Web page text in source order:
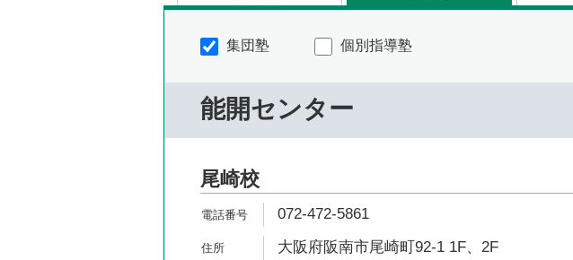
集団塾 個別指導塾
能開センター
尾崎校
072-472-5861
大阪府阪南市尾崎町92-1 1F、2F